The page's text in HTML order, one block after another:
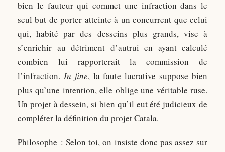
bien le fauteur qui commet une infraction dans le
seul but de porter atteinte à un concurrent que celui
qui, habité par des desseins plus grands, vise à
s’enrichir au détriment d’autrui en ayant calculé
combien lui rapporterait la commission de
l’infraction. In fine, la faute lucrative suppose bien
plus qu’une intention, elle oblige une véritable ruse.
Un projet à dessein, si bien qu’il eut été judicieux de
compléter la définition du projet Catala.
Philosophe : Selon toi, on insiste donc pas assez sur